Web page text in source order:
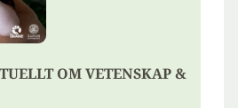
OM VETENSKAP &